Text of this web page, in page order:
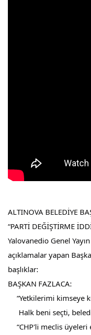
ALTINOVA BELEDİYE
“PARTİ DEĞİŞTİRME
Yalovanedio Genel
açıklamalar yapan
başlıklar:
BAŞKAN FAZLACA:
“Yetkilerimi kimseye
Halk beni seçti,
“CHP'li meclis üyeleri